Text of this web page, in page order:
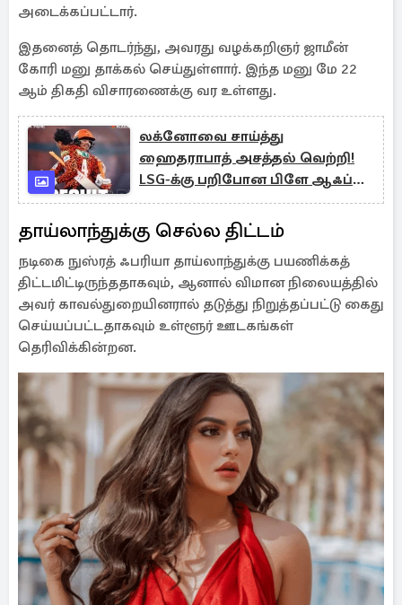
அடைக்கப்பட்டார்.
இதனைத் தொடர்ந்து, அவரது வழக்கறிஞர் ஜாமீன்
கோரி மனு தாக்கல் செய்துள்ளார். இந்த மனு மே 22
ஆம் திகதி விசாரணைக்கு வர உள்ளது.
லக்னோவை சாய்த்து
ஹைதராபாத் அசத்தல் வெற்றி!
LSG-க்கு பறிபோன பிளே ஆஃப்
வாய்ப்பு!
தாய்லாந்துக்கு செல்ல திட்டம்
நடிகை நுஸ்ரத் ஃபரியா தாய்லாந்துக்கு பயணிக்கத்
திட்டமிட்டிருந்ததாகவும், ஆனால் விமான நிலையத்தில்
அவர் காவல்துறையினரால் தடுத்து நிறுத்தப்பட்டு கைது
செய்யப்பட்டதாகவும் உள்ளூர் ஊடகங்கள்
தெரிவிக்கின்றன.